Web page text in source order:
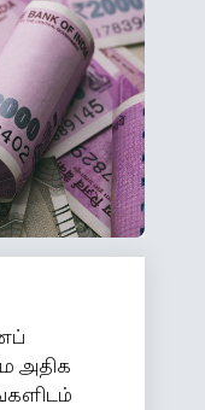
என்றால்
ஆலோசனை
அதிக